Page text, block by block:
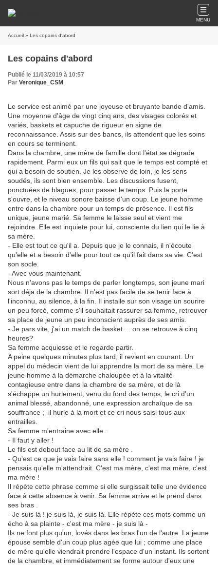
MENU
Accueil » Les copains d'abord
Les copains d'abord
Publié le 11/03/2019 à 10:57
Par Veronique_CSM
Le service est animé par une joyeuse et bruyante bande d'amis.
Une moyenne d'âge de vingt cinq ans, des visages colorés et
variés, baskets et capuche de rigueur en signe de
reconnaissance. Assis sur des bancs, ils attendent que les soins
en cours se terminent.
Dans la chambre, une mère de famille dont l'état se dégrade
rapidement. Parmi eux un fils qui sait que le temps est compté et
qui a besoin de soutien. Je les observe de loin, je les sens
soudés, ils sont bien ensemble. Les discussions fusent,
ponctuées de blagues, pour passer le temps. Puis la porte
s'ouvre, et le niveau sonore baisse d'un coup. Le jeune homme
entre dans la chambre pour un temps de présence. Il est fils
unique, jeune marié. Sa femme le laisse seul et vient me
rejoindre. Elle est inquiete pour lui, consciente du lien qui le lie à
sa mère.
- Elle est tout ce qu'il a. Depuis que je le connais, il n'écoute
qu'elle et a besoin d'elle pour tout ce qu'il fait dans sa vie. C'est
son socle.
- Avec vous maintenant.
Nous n'avons pas le temps de parler longtemps, son jeune mari
sort déja de la chambre. Il n'est pas facile de se tenir face à
l'inconnu, au silence, à la fin. Il installe sur son visage un sourire
un peu forcé, comme s'il souhaitait rassurer sa femme, retrouver
sa place de jeune un peu inconscient auprès de ses amis.
- Je pars vite, j'ai un match de basket ... on se retrouve à cinq
heures?
Sa femme acquiesse et le regarde partir.
A peine quelques minutes plus tard, il revient en courant. Un
appel du médecin vient de lui apprendre la mort de sa mère. Le
jeune homme à la démarche chaloupée et à la vitalité
contagieuse entre dans la chambre de sa mère, et de là
s'échappe un hurlement, venu du fond des temps, le cri d'un
animal blessé, abandonné, une expression archaïque de sa
souffrance ; il hurle à la mort et ce cri nous saisi tous aux
entrailles.
Sa femme m'entraine avec elle :
- Il faut y aller !
Le fils est debout face au lit de sa mère .
- Qu'est ce que je vais faire sans elle ! comment je vais faire ! je
pensais qu'elle m'attendrait. C'est ma mère, c'est ma mère, c'est
ma mère !
Il répète cette phrase comme si elle surgissait telle une évidence
face à cette absence à venir. Sa femme arrive et le prend dans
ses bras .
- Je suis là ! je suis là, je suis là. Elle répète ces mots comme un
écho à sa plainte - c'est ma mère - je suis là -
Ils ne font plus qu'un, lovés dans les bras l'un de l'autre. La jeune
épouse semble d'un coup plus agée que lui ; comme une place
de mère qu'elle viendrait prendre l'espace d'un instant. Ils sortent
de la chambre, et immédiatement se forme autour d'eux une